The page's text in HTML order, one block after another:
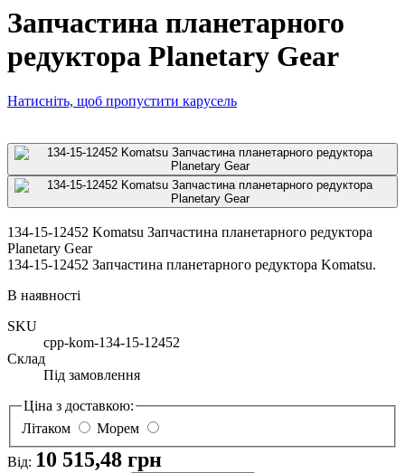
Запчастина планетарного
редуктора Planetary Gear
Натисніть, щоб пропустити карусель
134-15-12452 Komatsu Запчастина планетарного редуктора
Planetary Gear
134-15-12452 Запчастина планетарного редуктора Komatsu.
В наявності
SKU
cpp-kom-134-15-12452
Склад
Під замовлення
Ціна з доставкою:
Літаком
Морем
Від: 10 515,48 грн